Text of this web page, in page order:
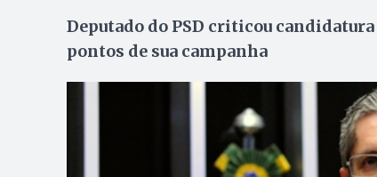
Deputado do PSD criticou
pontos de sua campanha